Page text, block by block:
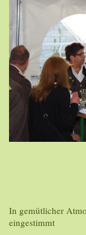
In gemütlicher
eingestimmt